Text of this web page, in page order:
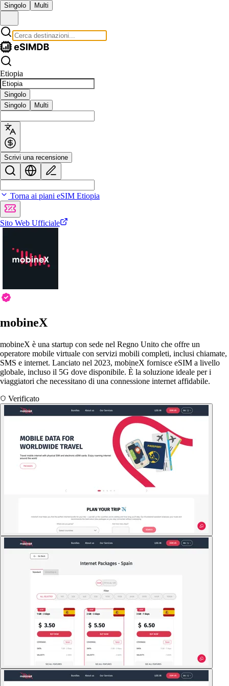
Singolo Multi
Etiopia
Singolo
Singolo
Multi
Scrivi una recensione
Torna ai piani eSIM Etiopia
Sito Web Ufficiale
mobineX
mobineX è una startup con sede nel Regno Unito che offre un
operatore mobile virtuale con servizi mobili completi, inclusi chiamate,
SMS e internet. Lanciato nel 2023, mobineX fornisce eSIM a livello
globale, incluso il 5G dove disponibile. È la soluzione ideale per i
viaggiatori che necessitano di una connessione internet affidabile.
Verificato